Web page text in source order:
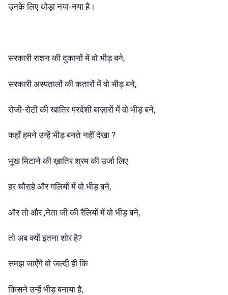
उनके लिए थोड़ा नया-नया है।
सरकारी राशन की दुकानों में वो भीड़ बने,
सरकारी अस्पतालों की कतारों में वो भीड़ बने,
रोजी-रोटी की खातिर परदेशी बाज़ारों में वो भीड़ बने,
कहांँ हमने उन्हें भीड़ बनते नहीं देखा ?
भूख मिटाने की ख़ातिर श्रम की उर्जा लिए
हर चौराहे और गलियों में वो भीड़ बने,
और तो और ,नेता जी की रैलियों में वो भीड़ बने,
तो अब क्यों इतना शोर है?
समझ जाएँगे वो जल्दी ही कि
किसने उन्हें भीड़ बनाया है,